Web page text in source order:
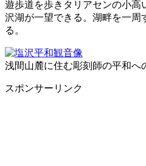
遊歩道を歩きタリアセンの小高
沢湖が一望できる。湖畔を一周
る。
浅間山麓に住む彫刻師の平和へ
スポンサーリンク